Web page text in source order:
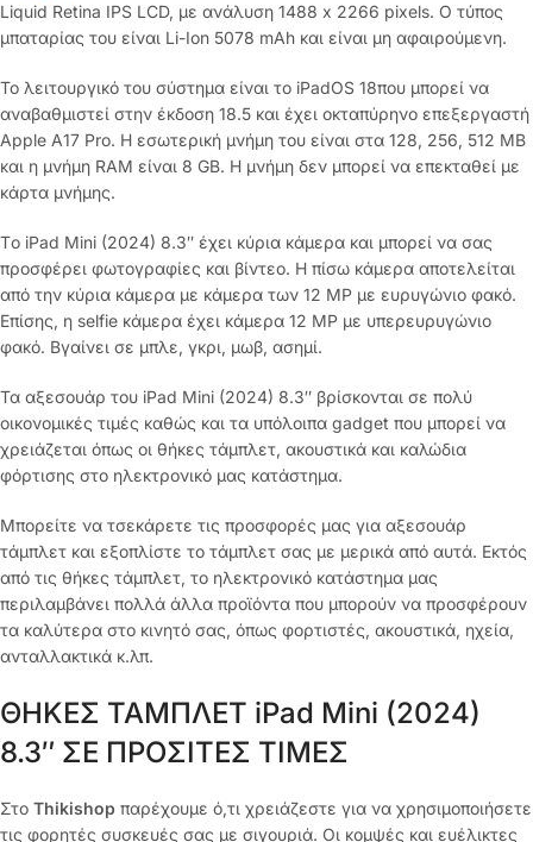
Liquid Retina IPS LCD, με ανάλυση 1488 x 2266 pixels. Ο τύπος
μπαταρίας του είναι Li-Ion 5078 mAh και είναι μη αφαιρούμενη.
Το λειτουργικό του σύστημα είναι το iPadOS 18που μπορεί να
αναβαθμιστεί στην έκδοση 18.5 και έχει οκταπύρηνο επεξεργαστή
Apple A17 Pro. Η εσωτερική μνήμη του είναι στα 128, 256, 512 MB
και η μνήμη RAM είναι 8 GB. Η μνήμη δεν μπορεί να επεκταθεί με
κάρτα μνήμης.
Tο iPad Mini (2024) 8.3″ έχει κύρια κάμερα και μπορεί να σας
προσφέρει φωτογραφίες και βίντεο. Η πίσω κάμερα αποτελείται
από την κύρια κάμερα με κάμερα των 12 MP με ευρυγώνιο φακό.
Επίσης, η selfie κάμερα έχει κάμερα 12 MP με υπερευρυγώνιο
φακό. Βγαίνει σε μπλε, γκρι, μωβ, ασημί.
Τα αξεσουάρ του iPad Mini (2024) 8.3″ βρίσκονται σε πολύ
οικονομικές τιμές καθώς και τα υπόλοιπα gadget που μπορεί να
χρειάζεται όπως οι θήκες τάμπλετ, ακουστικά και καλώδια
φόρτισης στο ηλεκτρονικό μας κατάστημα.
Μπορείτε να τσεκάρετε τις προσφορές μας για αξεσουάρ
τάμπλετ και εξοπλίστε το τάμπλετ σας με μερικά από αυτά. Εκτός
από τις θήκες τάμπλετ, το ηλεκτρονικό κατάστημα μας
περιλαμβάνει πολλά άλλα προϊόντα που μπορούν να προσφέρουν
τα καλύτερα στο κινητό σας, όπως φορτιστές, ακουστικά, ηχεία,
ανταλλακτικά κ.λπ.
ΘΗΚΕΣ ΤΑΜΠΛΕΤ iPad Mini (2024)
8.3″ ΣΕ ΠΡΟΣΙΤΕΣ ΤΙΜΕΣ
Στο Thikishop παρέχουμε ό,τι χρειάζεστε για να χρησιμοποιήσετε
τις φορητές συσκευές σας με σιγουριά. Οι κομψές και ευέλικτες